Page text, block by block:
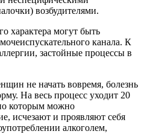
возбудителями.
характера могут быть
канала. К
застойные процессы в
не начать вовремя, болезнь
На весь процесс уходит 20
которым можно
исчезают и проявляют себя
алкоголем,